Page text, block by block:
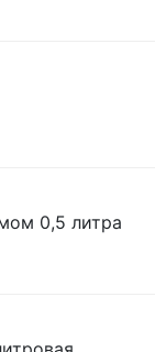
0,5 литра